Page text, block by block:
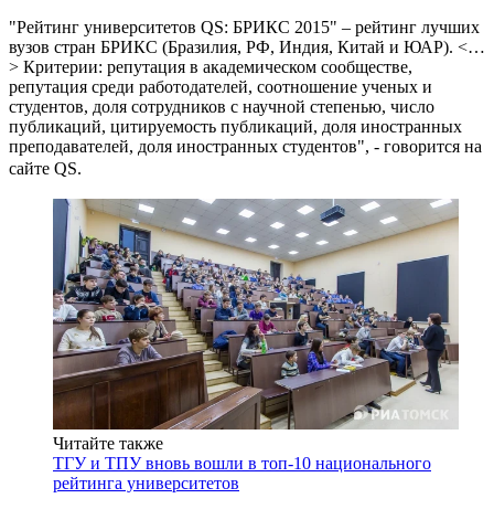
"Рейтинг университетов QS: БРИКС 2015" – рейтинг лучших
вузов стран БРИКС (Бразилия, РФ, Индия, Китай и ЮАР). <…
> Критерии: репутация в академическом сообществе,
репутация среди работодателей, соотношение ученых и
студентов, доля сотрудников с научной степенью, число
публикаций, цитируемость публикаций, доля иностранных
преподавателей, доля иностранных студентов", - говорится на
сайте QS.
Читайте также
ТГУ и ТПУ вновь вошли в топ-10 национального
рейтинга университетов